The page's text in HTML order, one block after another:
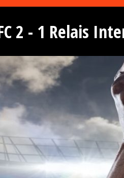
2 - 1 Relais